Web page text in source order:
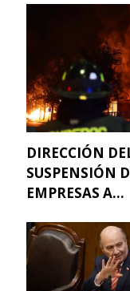
DIRECCIÓN
SUSPENSIÓN
EMPRESAS A...